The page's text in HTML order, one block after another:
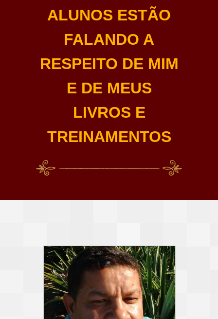
ALUNOS ESTÃO
FALANDO A
RESPEITO DE MIM
E DE MEUS
LIVROS E
TREINAMENTOS